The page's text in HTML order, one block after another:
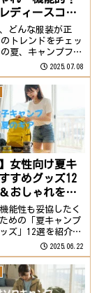
ディースコー
どんな服装が正
トレンドをチェッ
夏、キャンプファ
以下が注目されて
スカラー＆シアー
馴染みつつ抜け感
感・速乾・UVカッ
ど機能性を重視街
2025.07.08
】女性向け夏キ
すめグッズ12
おしゃれを両
能性も妥協したく
めの「夏キャンプ
ズ」12選を紹介し
編】軽くて涼し
ズ3選初心者でも
選アイテムばかり
参考にしてくださ
アンチモス
2025.06.22